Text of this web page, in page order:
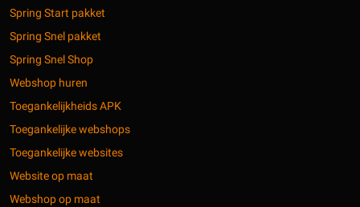
Spring Start pakket
Spring Snel pakket
Spring Snel Shop
Webshop huren
Toegankelijkheids APK
Toegankelijke webshops
Toegankelijke websites
Website op maat
Webshop op maat